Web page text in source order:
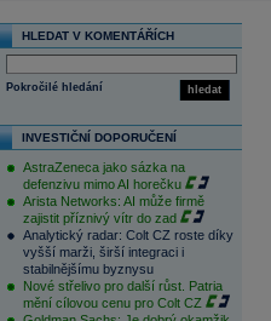
HLEDAT V KOMENTÁŘÍCH
hledat
Pokročilé hledání
INVESTIČNÍ DOPORUČENÍ
AstraZeneca jako sázka na
defenzivu mimo AI horečku
Arista Networks: AI může firmě
zajistit příznivý vítr do zad
Analytický radar: Colt CZ roste díky
vyšší marži, širší integraci i
stabilnějšímu byznysu
Nové střelivo pro další růst. Patria
mění cílovou cenu pro Colt CZ